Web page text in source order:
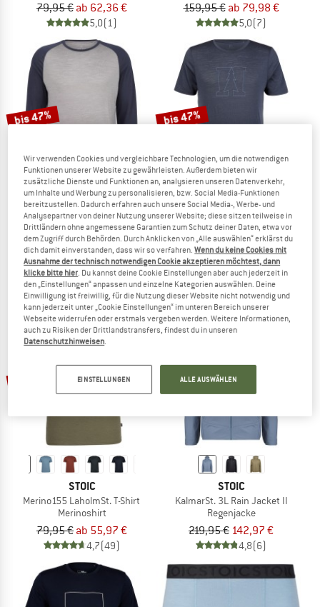
79,95 € ab 62,36 €
5,0(1)
159,95 € ab 79,98 €
5,0(7)
bis 47%
HEBER PEAK
MerinoCool165 EvergreenHe. L/S
Merinoshirt
79,95 €ab 42,37 €
4,3(3)
bis 47%
HEBER PEAK
MerinoMix150 PineconeHe. Logo T-
Merinoshirt
59,95 €ab 31,77 €
4,2(5)
STOIC
Merino155 LaholmSt. T-Shirt
Merinoshirt
79,95 € ab 55,97 €
4,7(49)
35%
STOIC
KalmarSt. 3L Rain Jacket II
Regenjacke
219,95 € 142,97 €
4,8(6)
Wir verwenden Cookies und vergleichbare Technologien, um die notwendigen
Funktionen unserer Website zu gewährleisten. Außerdem bieten wir
zusätzliche Dienste und Funktionen an, analysieren unseren Datenverkehr,
um Inhalte und Werbung zu personalisieren, bzw. Social Media-Funktionen
bereitzustellen. Dadurch erfahren auch unsere Social Media-, Werbe- und
Analysepartner von deiner Nutzung unserer Website; diese sitzen teilweise in
Drittländern ohne angemessene Garantien zum Schutz deiner Daten, etwa vor
dem Zugriff durch Behörden. Durch Anklicken von „Alle auswählen“ erklärst du
dich damit einverstanden, dass wir so verfahren.Wenn du keine Cookies mit
Ausnahme der technisch notwendigen Cookie akzeptieren möchtest, dann
klicke bitte hier. Du kannst deine Cookie Einstellungen aber auch jederzeit in
den „Einstellungen“ anpassen und einzelne Kategorien auswählen. Deine
Einwilligung ist freiwillig, für die Nutzung dieser Website nicht notwendig und
kann jederzeit unter „Cookie Einstellungen“ im unteren Bereich unserer
Webseite widerrufen oder erstmals vergeben werden. Weitere Informationen,
auch zu Risiken der Drittlandstransfers, findest du in unseren
Datenschutzhinweisen.
EINSTELLUNGEN ALLE AUSWÄHLEN